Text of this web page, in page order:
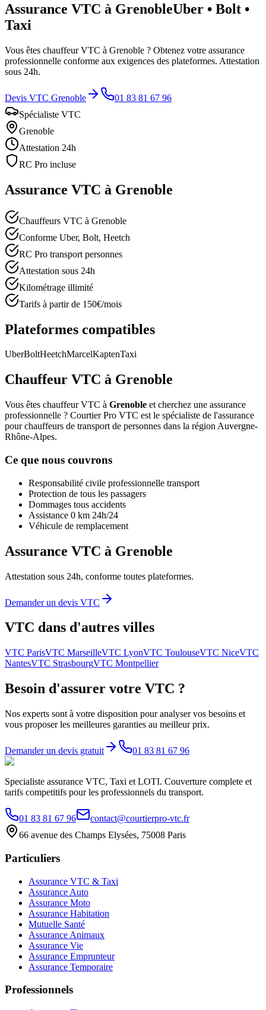
Assurance VTC à GrenobleUber • Bolt •
Taxi
Vous êtes chauffeur VTC à Grenoble ? Obtenez votre assurance
professionnelle conforme aux exigences des plateformes. Attestation
sous 24h.
Devis VTC Grenoble
01 83 81 67 96
Spécialiste VTC
Grenoble
Attestation 24h
RC Pro incluse
Assurance VTC à Grenoble
Chauffeurs VTC à Grenoble
Conforme Uber, Bolt, Heetch
RC Pro transport personnes
Attestation sous 24h
Kilométrage illimité
Tarifs à partir de 150€/mois
Plateformes compatibles
UberBoltHeetchMarcelKaptenTaxi
Chauffeur VTC à Grenoble
Vous êtes chauffeur VTC à Grenoble et cherchez une assurance
professionnelle ? Courtier Pro VTC est le spécialiste de l'assurance
pour chauffeurs de transport de personnes dans la région Auvergne-
Rhône-Alpes.
Ce que nous couvrons
Responsabilité civile professionnelle transport
Protection de tous les passagers
Dommages tous accidents
Assistance 0 km 24h/24
Véhicule de remplacement
Assurance VTC à Grenoble
Attestation sous 24h, conforme toutes plateformes.
Demander un devis VTC
VTC dans d'autres villes
VTC ParisVTC MarseilleVTC LyonVTC ToulouseVTC NiceVTC
NantesVTC StrasbourgVTC Montpellier
Besoin d'assurer votre VTC ?
Nos experts sont à votre disposition pour analyser vos besoins et
vous proposer les meilleures garanties au meilleur prix.
Demander un devis gratuit 01 83 81 67 96
Specialiste assurance VTC, Taxi et LOTI. Couverture complete et
tarifs competitifs pour les professionnels du transport.
01 83 81 67 96
contact@courtierpro-vtc.fr
66 avenue des Champs Elysées, 75008 Paris
Particuliers
Assurance VTC & Taxi
Assurance Auto
Assurance Moto
Assurance Habitation
Mutuelle Santé
Assurance Animaux
Assurance Vie
Assurance Emprunteur
Assurance Temporaire
Professionnels